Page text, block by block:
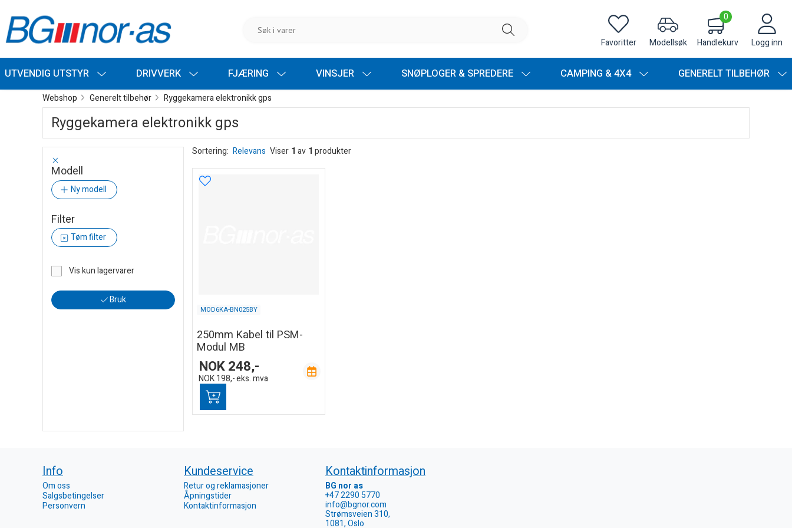
Favoritter Modellsøk
0
Handlekurv Logg inn
UTVENDIG UTSTYR DRIVVERK FJÆRING VINSJER SNØPLOGER & SPREDERE CAMPING & 4X4 GENERELT TILBEHØR
Webshop Generelt tilbehør Ryggekamera elektronikk gps
Ryggekamera elektronikk gps
Modell
Ny modell
Filter
Tøm filter
Vis kun lagervarer
Bruk
Sortering: Relevans Viser 1 av 1 produkter
MOD6KA-BN025BY
250mm Kabel til PSM-
Modul MB
NOK248,-
NOK 198,-eks. mva
Info
Om oss
Salgsbetingelser
Personvern
Kundeservice
Retur og reklamasjoner
Åpningstider
Kontaktinformasjon
Kontaktinformasjon
BG nor as
+47 2290 5770
info@bgnor.com
Strømsveien 310,
1081, Oslo